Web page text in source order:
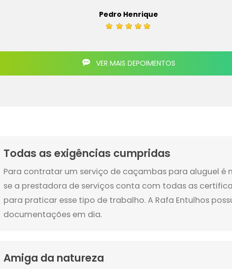
Pedro Henrique
VER MAIS DEPOIMENTOS
Todas as exigências cumpridas
Para contratar um serviço de caçambas para aluguel é
se a prestadora de serviços conta com todas as
para praticar esse tipo de trabalho. A Rafa Entulhos
documentações em dia.
Amiga da natureza